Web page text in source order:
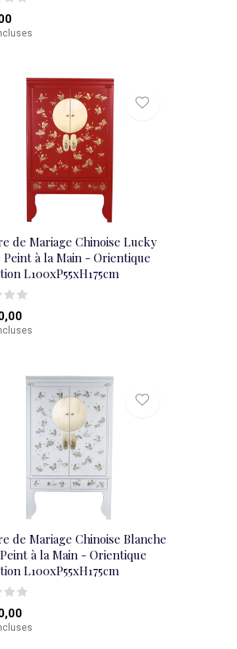
de Mariage Chinoise Lucky
Peint à la Main - Orientique
L100xP55xH175cm
de Mariage Chinoise Blanche
à la Main - Orientique
L100xP55xH175cm